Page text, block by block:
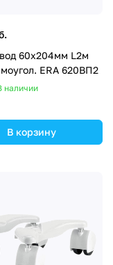
60х204мм L2м
ERA 620ВП2
наличии
В корзину